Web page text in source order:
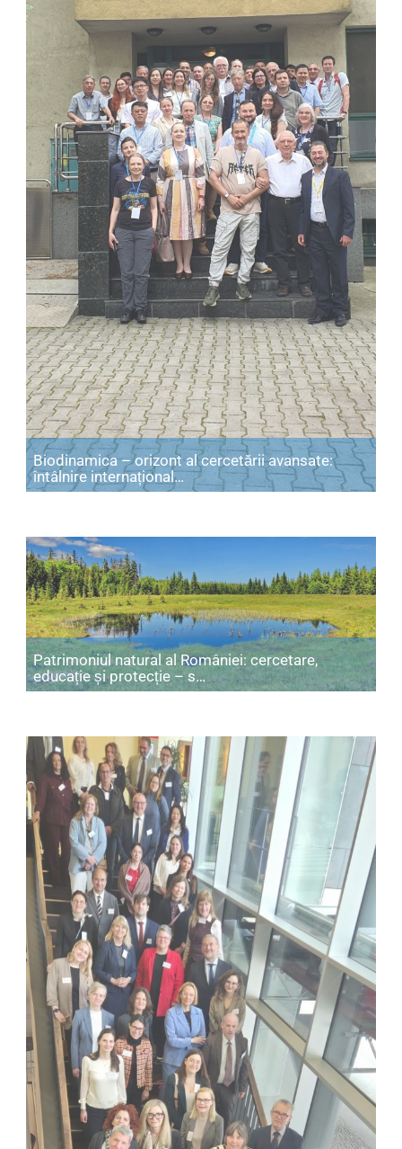
Biodinamica – orizont al cercetării avansate:
întâlnire internațional…Articol: Biodinamica – orizont
Patrimoniul natural al României: cercetare,
educație și protecție – s… Articol: Patrimoniul natural